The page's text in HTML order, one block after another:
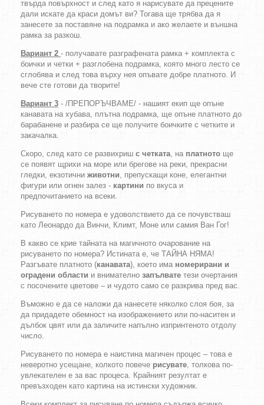
твърда повърхност и след като я нарисувате да прецените
дали искате да краси домът ви? Тогава ще трябва да я
занесете за поставяне на подрамка и ако желаете и външна
рамка за разкош.
Вариант 2 - получавате разграфената рамка + комплекта с
боички и четки + разглобена подрамка, която много лесто се
сглобява и след това върху нея опъвате добре платното. И
вече сте готови да творите!
Вариант 3 - /ПРЕПОРЪЧВАМЕ/ - нашият екип ще опъне
канавата на хубава, плътна подрамка, ще опъне платното до
барабанене и разбира се ще получите боичките с четките и
закачалка.
Скоро, след като се развихриш с четката, на платното ще
се появят щрихи на море или брегове на реки, прекрасни
гледки, екзотични животни, препускащи коне, елегантни
фигури или огнен залез - картини по вкуса и
предпочитанието на всеки.
Рисуването по номера е удоволствието да се почувстваш
като Леонардо да Винчи, Климт, Моне или самия Ван Гог!
В какво се крие тайната на магичното очарование на
рисуването по номера? Истината е, че ТАЙНА НЯМА!
Разгъвате платното (канавата), което има номерирани и
оградени области и внимателно запълвате тези очертания
с посочените цветове – и чудото само се разкрива пред вас.
Въможно е да се наложи да нанесете няколко слоя боя, за
да придадете обемност на изображението или по-наситен и
дълбок цвят или да заличите напълно изпринтеното отдолу
число.
Рисуването по номера е наистина магичен процес – това е
неверотно усещане, колкото повече рисувате, толкова по-
увлекателен е за вас процеса. Крайният резултат е
превъзходен като картина на истински художник.